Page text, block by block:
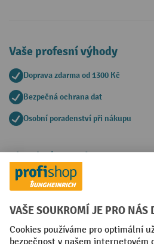
Vaše profesní výhody
Doprava zdarma od 1300 Kč
Bezpečná ochrana dat
Osobní poradenství při nákupu
Platební metody
Faktura
Sociální sítě